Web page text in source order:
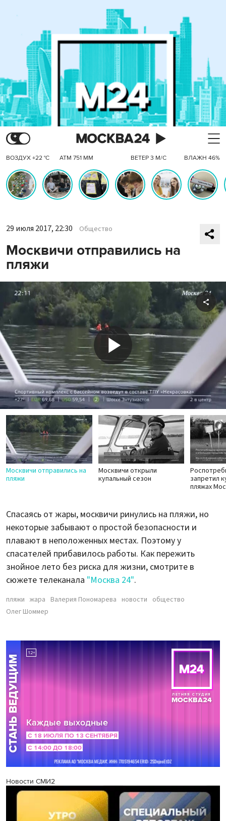
ВОЗДУХ +22 °C АТМ 751 ММ ВЕТЕР 3 М/С ВЛАЖН 46%
29 июля 2017, 22:30 Общество
Москвичи отправились на
пляжи
Play
Video
Москвичи отправились на
пляжи
Москвичи открыли
купальный сезон
запретил
пляжах
Спасаясь от жары, москвичи ринулись на пляжи, но
некоторые забывают о простой безопасности и
плавают в неположенных местах. Поэтому у
спасателей прибавилось работы. Как пережить
знойное лето без риска для жизни, смотрите в
сюжете телеканала "Москва 24".
пляжи жара Валерия Пономарева новости общество
Олег Шоммер
Новости СМИ2